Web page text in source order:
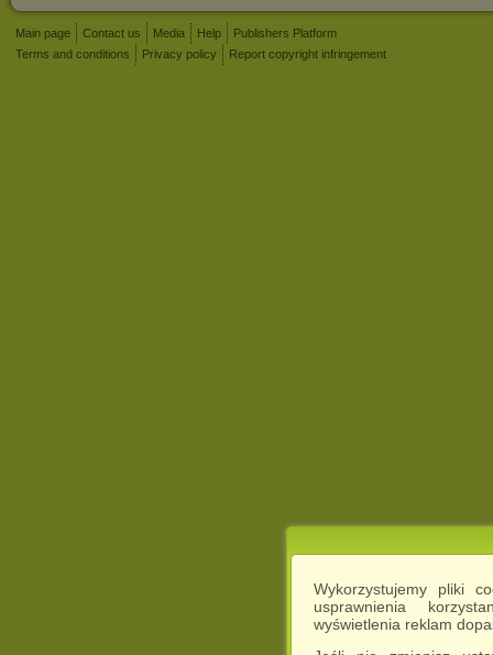
Wykorzystujemy pliki
usprawnienia
wyświetlenia reklam
Main page Contact us Media Help
Publishers Platform
Terms and conditions
Privacy policy Report copyright infringement